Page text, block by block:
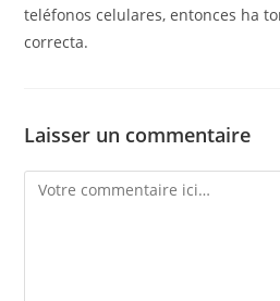
teléfonos celulares, entonces ha
correcta.
Laisser un commentaire
Comment